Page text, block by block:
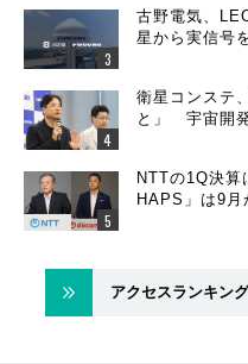
古野電気、
星から実信号
衛星コンステ
と」 宇宙開
NTTの1Q決
HAPS」は9月
アクセスランキン